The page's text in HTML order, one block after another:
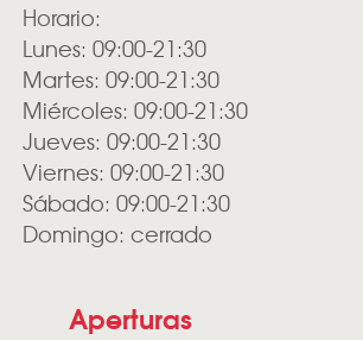
Horario:
Lunes: 09:00-21:30
Martes: 09:00-21:30
Miércoles: 09:00-21:30
Jueves: 09:00-21:30
Viernes: 09:00-21:30
Sábado: 09:00-21:30
Domingo: cerrado
Aperturas